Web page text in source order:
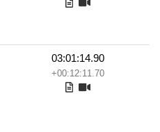
03:01:14.90
+00:12:11.70